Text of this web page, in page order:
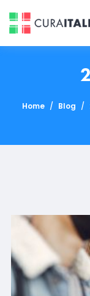
Home / Blog /